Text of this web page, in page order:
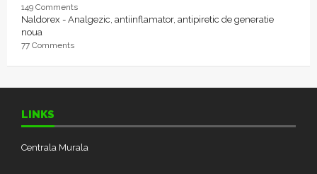
149 Comments
Naldorex - Analgezic, antiinflamator, antipiretic de generatie
noua
77 Comments
LINKS
Centrala Murala